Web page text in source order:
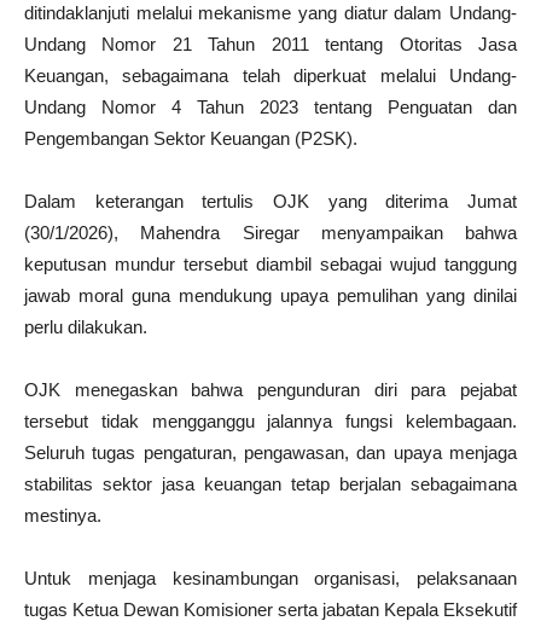
ditindaklanjuti melalui mekanisme yang diatur dalam Undang-
Undang Nomor 21 Tahun 2011 tentang Otoritas Jasa
Keuangan, sebagaimana telah diperkuat melalui Undang-
Undang Nomor 4 Tahun 2023 tentang Penguatan dan
Pengembangan Sektor Keuangan (P2SK).
Dalam keterangan tertulis OJK yang diterima Jumat
(30/1/2026), Mahendra Siregar menyampaikan bahwa
keputusan mundur tersebut diambil sebagai wujud tanggung
jawab moral guna mendukung upaya pemulihan yang dinilai
perlu dilakukan.
OJK menegaskan bahwa pengunduran diri para pejabat
tersebut tidak mengganggu jalannya fungsi kelembagaan.
Seluruh tugas pengaturan, pengawasan, dan upaya menjaga
stabilitas sektor jasa keuangan tetap berjalan sebagaimana
mestinya.
Untuk menjaga kesinambungan organisasi, pelaksanaan
tugas Ketua Dewan Komisioner serta jabatan Kepala Eksekutif